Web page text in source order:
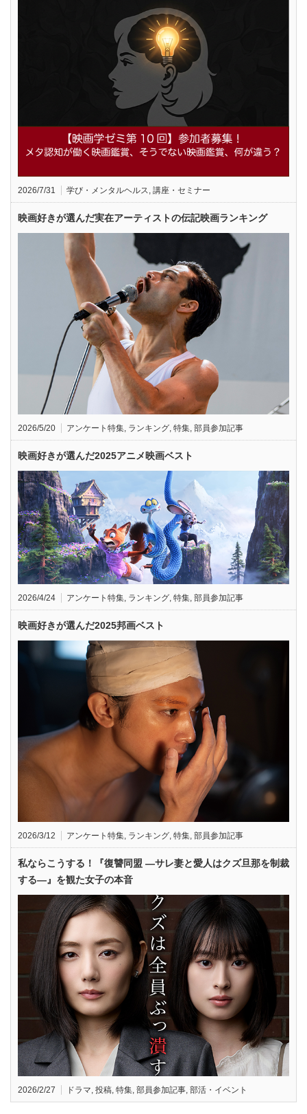
2026/7/31 学び・メンタルヘルス 講座・セミナー
映画好きが選んだ実在アーティストの伝記映画ランキング
2026/5/20 アンケート特集 ランキング 特集 部員参加記事
映画好きが選んだ2025アニメ映画ベスト
2026/4/24 アンケート特集, ランキング, 特集, 部員参加記事
映画好きが選んだ2025邦画ベスト
2026/3/12 アンケート特集, ランキング, 特集, 部員参加記事
私ならこうする！『復讐同盟 —サレ妻と愛人はクズ旦那を制裁
する—』を観た女子の本音
2026/2/27 ドラマ, 投稿, 特集, 部員参加記事, 部活・イベント